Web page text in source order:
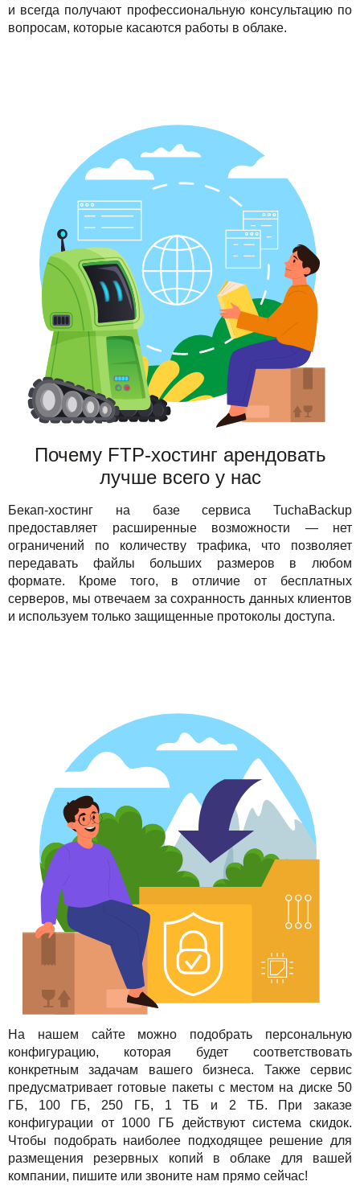
и всегда получают профессиональную консультацию по
вопросам, которые касаются работы в облаке.
Почему FTP-хостинг арендовать
лучше всего у нас
Бекап-хостинг на базе сервиса TuchaBackup
предоставляет расширенные возможности — нет
ограничений по количеству трафика, что позволяет
передавать файлы больших размеров в любом
формате. Кроме того, в отличие от бесплатных
серверов, мы отвечаем за сохранность данных клиентов
и используем только защищенные протоколы доступа.
На нашем сайте можно подобрать персональную
конфигурацию, которая будет соответствовать
конкретным задачам вашего бизнеса. Также сервис
предусматривает готовые пакеты с местом на диске 50
ГБ, 100 ГБ, 250 ГБ, 1 ТБ и 2 ТБ. При заказе
конфигурации от 1000 ГБ действуют система скидок.
Чтобы подобрать наиболее подходящее решение для
размещения резервных копий в облаке для вашей
компании, пишите или звоните нам прямо сейчас!